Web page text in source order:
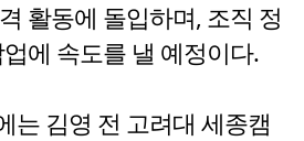
활동에 돌입하며, 조직 정
에 속도를 낼 예정이다.
는 김영 전 고려대 세종캠